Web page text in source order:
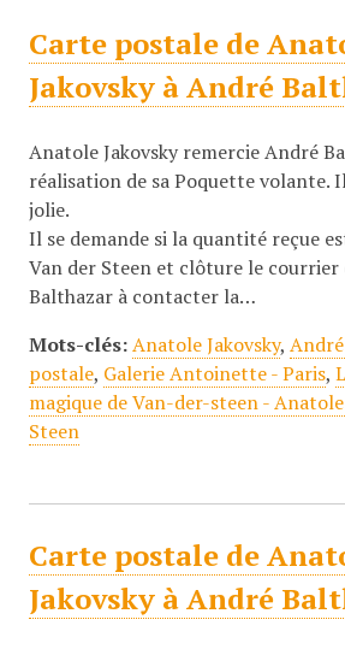
Carte postale de
Jakovsky à André
Anatole Jakovsky remercie André
réalisation de sa Poquette volante.
jolie.
Il se demande si la quantité reçue
Van der Steen et clôture le
Balthazar à contacter la…
Mots-clés: Anatole Jakovsky,
postale, Galerie Antoinette - Paris,
magique de Van-der-steen - Anatole
Steen
Carte postale de
Jakovsky à André